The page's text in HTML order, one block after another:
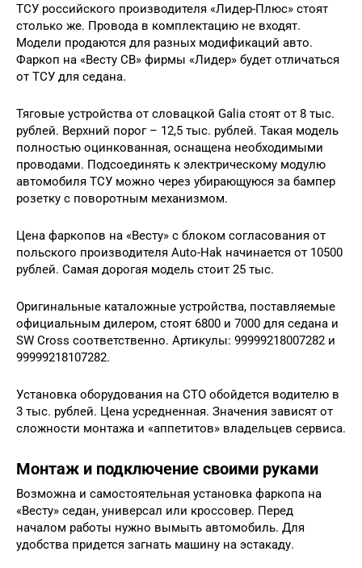
ТСУ российского производителя «Лидер-Плюс» стоят
столько же. Провода в комплектацию не входят.
Модели продаются для разных модификаций авто.
Фаркоп на «Весту СВ» фирмы «Лидер» будет отличаться
от ТСУ для седана.
Тяговые устройства от словацкой Galia стоят от 8 тыс.
рублей. Верхний порог – 12,5 тыс. рублей. Такая модель
полностью оцинкованная, оснащена необходимыми
проводами. Подсоединять к электрическому модулю
автомобиля ТСУ можно через убирающуюся за бампер
розетку с поворотным механизмом.
Цена фаркопов на «Весту» с блоком согласования от
польского производителя Auto-Hak начинается от 10500
рублей. Самая дорогая модель стоит 25 тыс.
Оригинальные каталожные устройства, поставляемые
официальным дилером, стоят 6800 и 7000 для седана и
SW Cross соответственно. Артикулы: 99999218007282 и
99999218107282.
Установка оборудования на СТО обойдется водителю в
3 тыс. рублей. Цена усредненная. Значения зависят от
сложности монтажа и «аппетитов» владельцев сервиса.
Монтаж и подключение своими руками
Возможна и самостоятельная установка фаркопа на
«Весту» седан, универсал или кроссовер. Перед
началом работы нужно вымыть автомобиль. Для
удобства придется загнать машину на эстакаду.